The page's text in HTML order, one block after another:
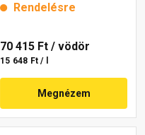
Rendelésre
70 415 Ft / vödör
15 648 Ft / l
Megnézem